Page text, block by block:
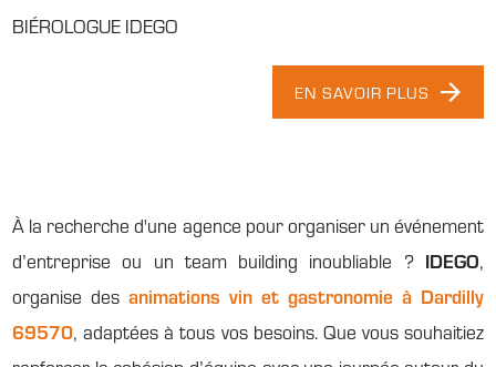
BIÉROLOGUE IDEGO
EN SAVOIR PLUS
À la recherche d'une agence pour organiser un événement
d’entreprise ou un team building inoubliable ? IDEGO,
organise desanimations vin et gastronomie à Dardilly
69570, adaptées à tous vos besoins. Que vous souhaitiez